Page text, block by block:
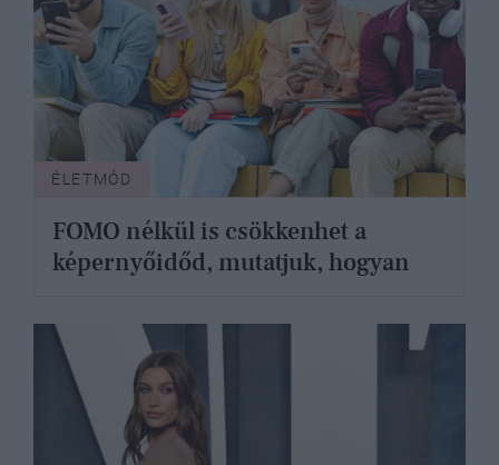
ÉLETMÓD
FOMO nélkül is csökkenhet a
képernyőidőd, mutatjuk, hogyan